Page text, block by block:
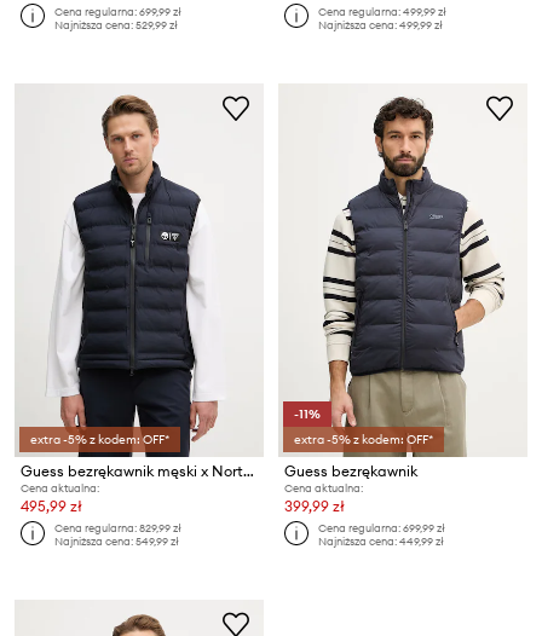
Cena regularna:699,99 zł
Najniższa cena:529,99 zł
Cena regularna:499,99 zł
Najniższa cena:499,99 zł
extra -5% z kodem: OFF*
Guess bezrękawnik męski x North Sails
Cena aktualna:
495,99 zł
Cena regularna:829,99 zł
Najniższa cena:549,99 zł
-11%
extra -5% z kodem: OFF*
Guess bezrękawnik
Cena aktualna:
399,99 zł
Cena regularna:699,99 zł
Najniższa cena:449,99 zł